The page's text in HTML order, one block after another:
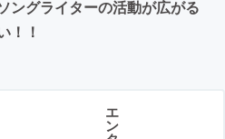
ングライターの活動が広がる
！！
エ
ン